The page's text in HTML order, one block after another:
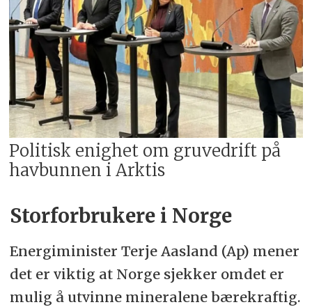
Politisk enighet om gruvedrift på
havbunnen i Arktis
Storforbrukere i Norge
Energiminister Terje Aasland (Ap) mener
det er viktig at Norge sjekker omdet er
mulig å utvinne mineralene bærekraftig.